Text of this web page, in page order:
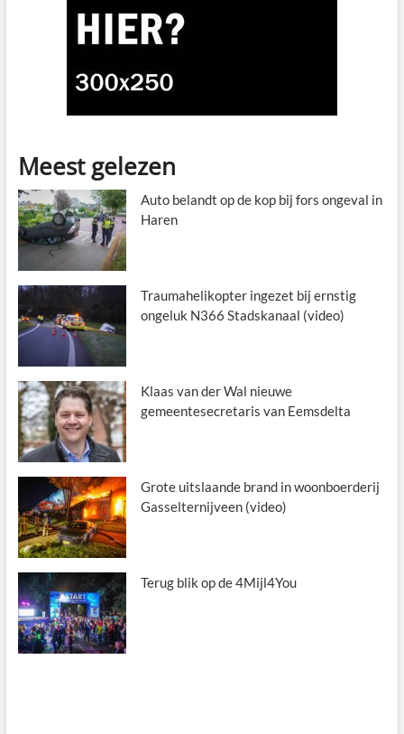
Meest gelezen
Auto belandt op de kop bij fors ongeval in
Haren
Traumahelikopter ingezet bij ernstig
ongeluk N366 Stadskanaal (video)
Klaas van der Wal nieuwe
gemeentesecretaris van Eemsdelta
Grote uitslaande brand in woonboerderij
Gasselternijveen (video)
Terug blik op de 4Mijl4You